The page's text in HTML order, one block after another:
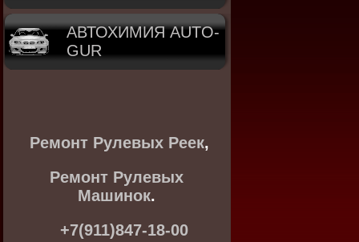
АВТОХИМИЯ AUTO-
GUR
Ремонт Рулевых Реек,
Ремонт Рулевых
Машинок.
+7(911)847-18-00